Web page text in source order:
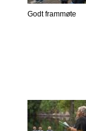
Godt frammøte